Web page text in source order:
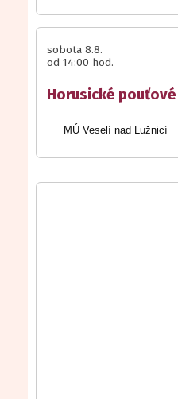
sobota 8.8.
od 14:00 hod.
Horusické
MÚ Veselí nad Lužnicí